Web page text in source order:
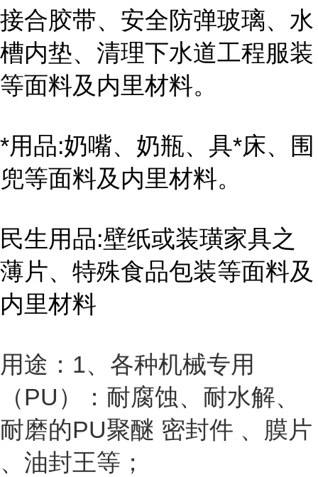
接合胶带、安全防弹玻璃、水
槽内垫、清理下水道工程服装
等面料及内里材料。
*用品:奶嘴、奶瓶、具*床、围
兜等面料及内里材料。
民生用品:壁纸或装璜家具之
薄片、特殊食品包装等面料及
内里材料
用途：1、各种机械专用
（PU）：耐腐蚀、耐水解、
耐磨的PU聚醚 密封件 、膜片
、油封王等；